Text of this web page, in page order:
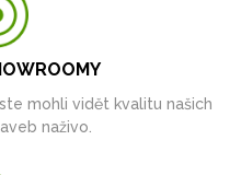
mohli vidět kvalitu našich
naživo.